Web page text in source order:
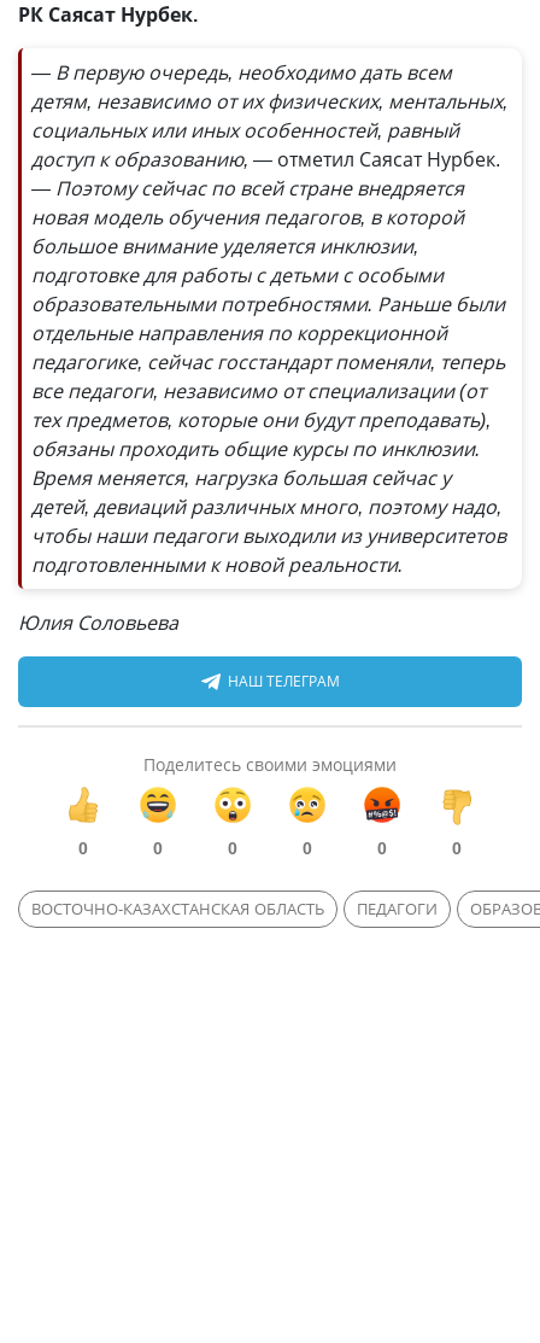
РК Саясат Нурбек.
— В первую очередь, необходимо дать всем
детям, независимо от их физических, ментальных,
социальных или иных особенностей, равный
доступ к образованию, — отметил Саясат Нурбек.
— Поэтому сейчас по всей стране внедряется
новая модель обучения педагогов, в которой
большое внимание уделяется инклюзии,
подготовке для работы с детьми с особыми
образовательными потребностями. Раньше были
отдельные направления по коррекционной
педагогике, сейчас госстандарт поменяли, теперь
все педагоги, независимо от специализации (от
тех предметов, которые они будут преподавать),
обязаны проходить общие курсы по инклюзии.
Время меняется, нагрузка большая сейчас у
детей, девиаций различных много, поэтому надо,
чтобы наши педагоги выходили из университетов
подготовленными к новой реальности.
Юлия Соловьева
НАШ ТЕЛЕГРАМ
Поделитесь своими эмоциями
0 0 0 0 0 0
ВОСТОЧНО-КАЗАХСТАНСКАЯ ОБЛАСТЬ ПЕДАГОГИ